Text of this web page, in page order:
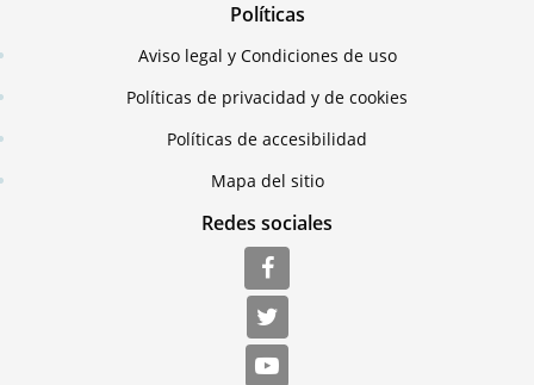
Políticas
Aviso legal y Condiciones de uso
Políticas de privacidad y de cookies
Políticas de accesibilidad
Mapa del sitio
Redes sociales